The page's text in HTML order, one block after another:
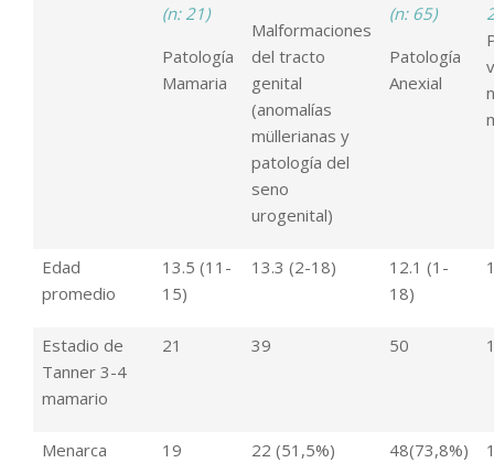
(n: 21)
Patología
Mamaria
Malformaciones
del tracto
genital
(anomalías
müllerianas y
patología del
seno
urogenital)
(n: 65)
Patología
Anexial
Edad
promedio
13.5 (11-
15)
13.3 (2-18)
12.1 (1-
18)
Estadio de
Tanner 3-4
mamario
21 39 50
Menarca
19
22 (51,5%) 48(73,8%)